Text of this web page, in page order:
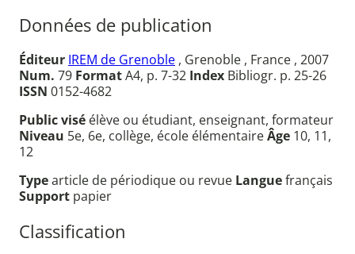
Données de publication
Éditeur IREM de Grenoble , Grenoble , France , 2007
Num. 79 FormatA4, p. 7-32 Index Bibliogr. p. 25-26
ISSN 0152-4682
Public visé élève ou étudiant, enseignant, formateur
Niveau 5e, 6e, collège, école élémentaireÂge 10, 11,
12
Typearticle de périodique ou revue Languefrançais
Support papier
Classification